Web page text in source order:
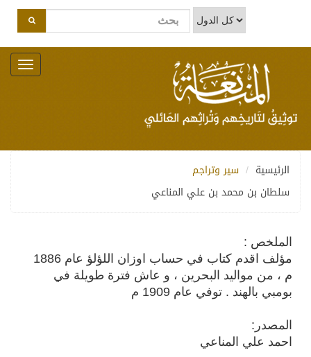
Toggle
navigation
الرئيسية
سير وتراجم
سلطان بن محمد بن علي المناعي
الملخص :
مؤلف اقدم كتاب في حساب اوزان اللؤلؤ عام 1886
م ، من مواليد البحرين ، و عاش فترة طويلة في
بومبي بالهند . توفي عام 1909 م
المصدر:
احمد علي المناعي